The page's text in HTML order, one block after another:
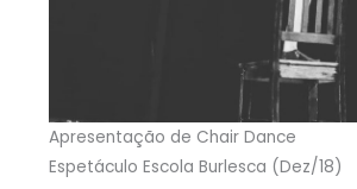
Apresentação de Chair Dance
Espetáculo Escola Burlesca (Dez/18)